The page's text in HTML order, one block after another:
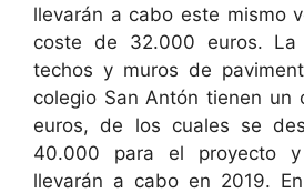
llevarán a cabo este mismo
coste de 32.000 euros. La
techos y muros de
colegio San Antón tienen un
euros, de los cuales se
40.000 para el proyecto
llevarán a cabo en 2019.